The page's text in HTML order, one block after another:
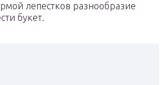
лепестков разнообразие
букет.